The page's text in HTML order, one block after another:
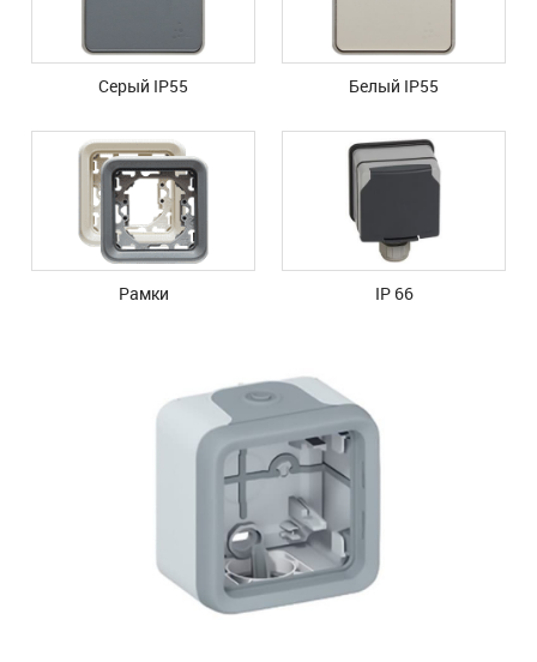
Серый IP55 Белый IP55
Рамки IP 66